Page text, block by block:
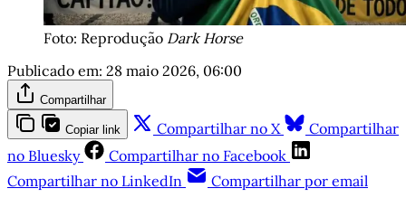
Foto: Reprodução Dark Horse
Publicado em: 28 maio 2026, 06:00
Compartilhar
Copiar link Compartilhar no X
Compartilhar
no Bluesky
Compartilhar no Facebook
Compartilhar no LinkedIn
Compartilhar por email